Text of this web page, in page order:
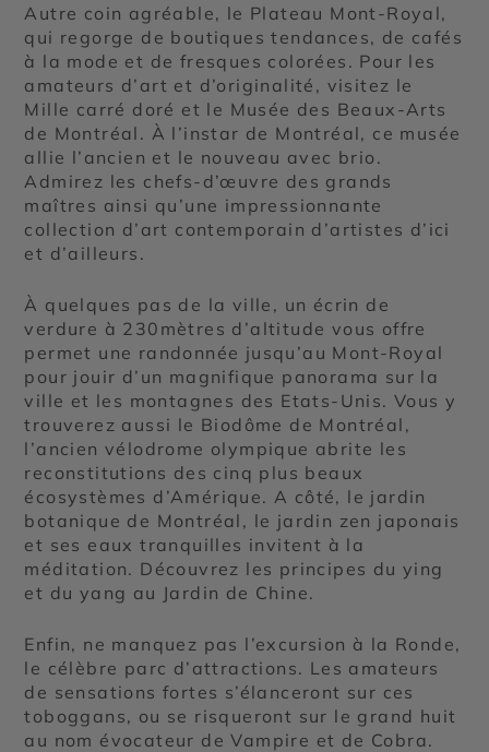
Autre coin agréable, le Plateau Mont-Royal,
qui regorge de boutiques tendances, de cafés
à la mode et de fresques colorées. Pour les
amateurs d’art et d’originalité, visitez le
Mille carré doré et le Musée des Beaux-Arts
de Montréal. À l’instar de Montréal, ce musée
allie l’ancien et le nouveau avec brio.
Admirez les chefs-d’œuvre des grands
maîtres ainsi qu’une impressionnante
collection d’art contemporain d’artistes d’ici
et d’ailleurs.
À quelques pas de la ville, un écrin de
verdure à 230mètres d’altitude vous offre
permet une randonnée jusqu’au Mont-Royal
pour jouir d’un magnifique panorama sur la
ville et les montagnes des Etats-Unis. Vous y
trouverez aussi le Biodôme de Montréal,
l’ancien vélodrome olympique abrite les
reconstitutions des cinq plus beaux
écosystèmes d’Amérique. A côté, le jardin
botanique de Montréal, le jardin zen japonais
et ses eaux tranquilles invitent à la
méditation. Découvrez les principes du ying
et du yang au Jardin de Chine.
Enfin, ne manquez pas l’excursion à la Ronde,
le célèbre parc d’attractions. Les amateurs
de sensations fortes s’élanceront sur ces
toboggans, ou se risqueront sur le grand huit
au nom évocateur de Vampire et de Cobra.